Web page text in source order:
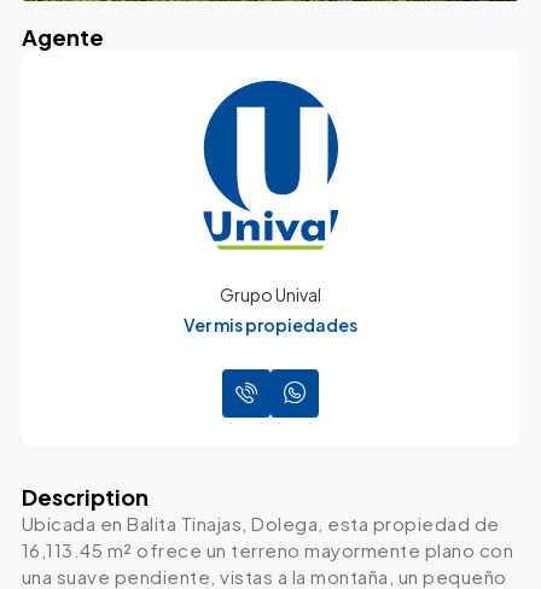
Agente
Grupo Unival
Ver mis propiedades
Description
Ubicada en Balita Tinajas, Dolega, esta propiedad de
16,113.45 m² ofrece un terreno mayormente plano con
una suave pendiente, vistas a la montaña, un pequeño